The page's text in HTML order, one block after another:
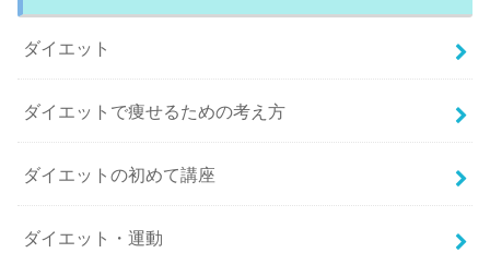
ダイエット
ダイエットで痩せるための考え方
ダイエットの初めて講座
ダイエット・運動